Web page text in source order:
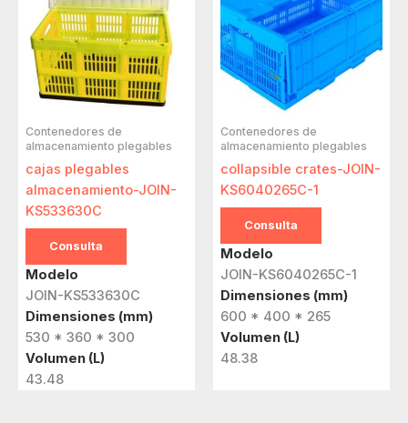
Contenedores de
almacenamiento plegables
cajas plegables
almacenamiento-JOIN-
KS533630C
Consulta
Modelo
JOIN-KS533630C
Dimensiones (mm)
530 * 360 * 300
Volumen (L)
43.48
Contenedores de
almacenamiento plegables
collapsible crates-JOIN-
KS6040265C-1
Consulta
Modelo
JOIN-KS6040265C-1
Dimensiones (mm)
600 * 400 * 265
Volumen (L)
48.38